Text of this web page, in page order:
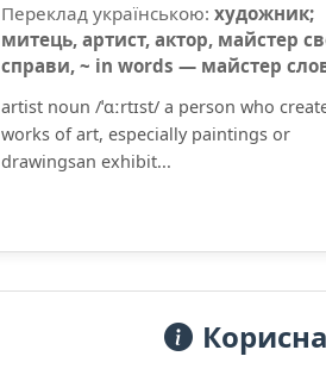
Переклад українською: художник;
митець, артист, актор, майстер
справи, ~ in words — майстер
artist noun /ˈɑːrtɪst/ a person who
works of art, especially paintings or
drawingsan exhibit...